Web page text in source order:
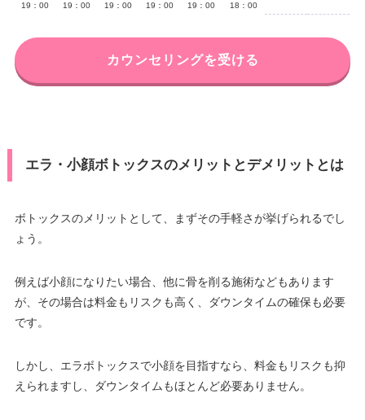
19：00
19：00
19：00
19：00
19：00
18：00
カウンセリングを受ける
エラ・小顔ボトックスのメリットとデメリットとは
ボトックスのメリットとして、まずその手軽さが挙げられるでし
ょう。
例えば小顔になりたい場合、他に骨を削る施術などもあります
が、その場合は料金もリスクも高く、ダウンタイムの確保も必要
です。
しかし、エラボトックスで小顔を目指すなら、料金もリスクも抑
えられますし、ダウンタイムもほとんど必要ありません。